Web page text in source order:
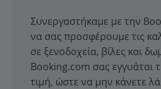
Συνεργαστήκαμε με την
να σας προσφέρουμε τις
σε ξενοδοχεία, βίλες και
Booking.com σας εγγυάται
τιμή, ώστε να μην κάνετε